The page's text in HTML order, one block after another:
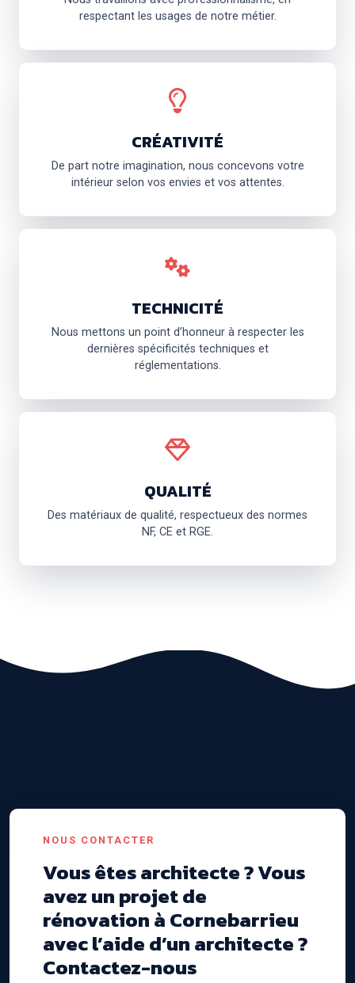
respectant les usages de notre métier.
CRÉATIVITÉ
De part notre imagination, nous concevons votre
intérieur selon vos envies et vos attentes.
TECHNICITÉ
Nous mettons un point d’honneur à respecter les
dernières spécificités techniques et
réglementations.
QUALITÉ
Des matériaux de qualité, respectueux des normes
NF, CE et RGE.
NOUS CONTACTER
Vous êtes architecte ? Vous
avez un projet de
rénovation à Cornebarrieu
avec l’aide d’un architecte ?
Contactez-nous